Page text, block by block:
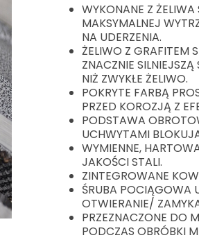
WYKONANE Z
MAKSYMALNEJ
NA UDERZENIA.
ŻELIWO Z GRAFITEM
ZNACZNIE
NIŻ ZWYKŁE ŻELIWO.
POKRYTE FARBĄ
PRZED KOROZJĄ Z
PODSTAWA
UCHWYTAMI
WYMIENNE,
JAKOŚCI STALI.
ZINTEGROWANE
ŚRUBA POCIĄGOWA
OTWIERANIE/
PRZEZNACZONE DO
PODCZAS OBRÓBKI